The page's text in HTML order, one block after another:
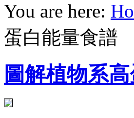
You are here:
蛋白能量食譜
圖解植物系